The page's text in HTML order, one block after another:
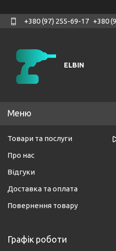
+380 (97) 255-69-17 +380
ELBIN
Товари та послуги
Про нас
Відгуки
Доставка та оплата
Повернення товару
Графік роботи